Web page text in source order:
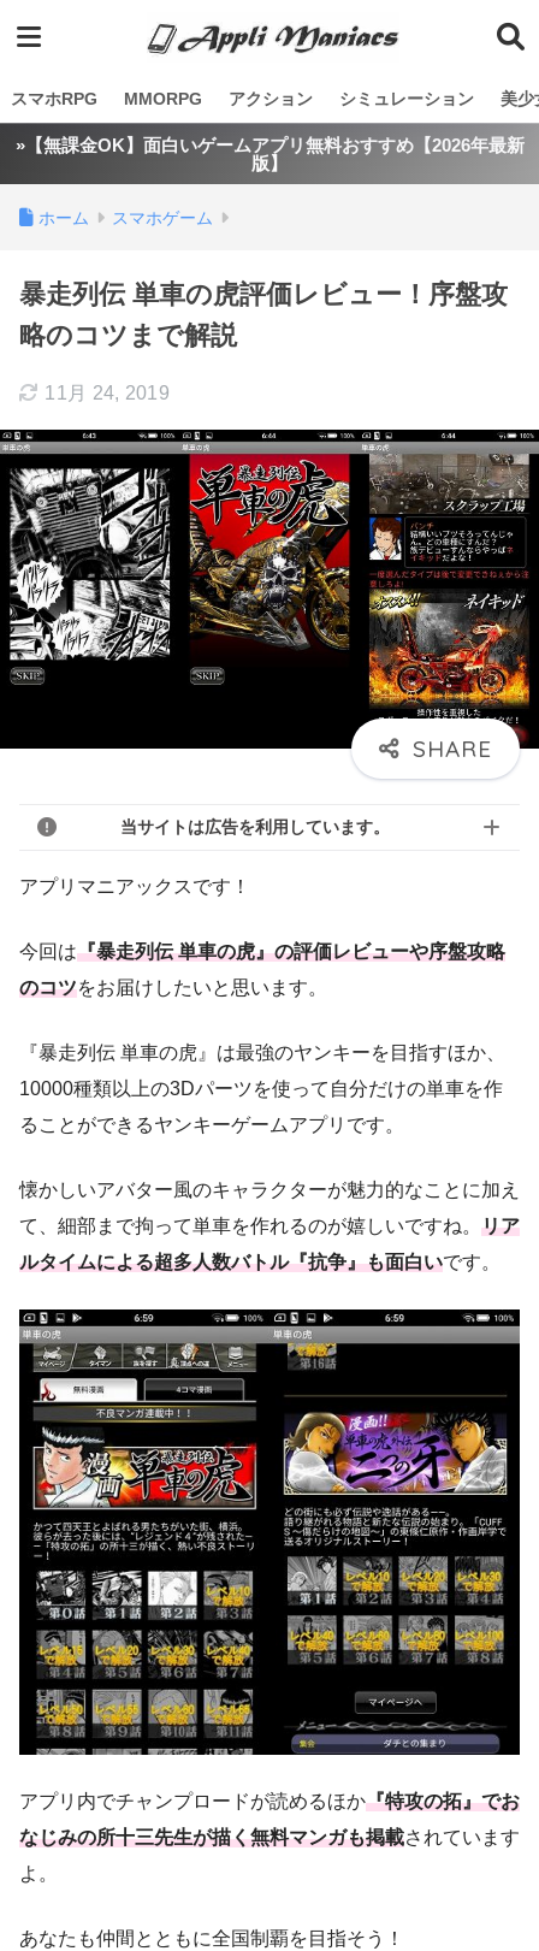
スマホRPG MMORPG アクション シミュレーション 美少
»【無課金OK】面白いゲームアプリ無料おすすめ【2026年最新
版】
ホーム スマホゲーム
暴走列伝 単車の虎評価レビュー！序盤攻
略のコツまで解説
11月 24, 2019
当サイトは広告を利用しています。
アプリマニアックスです！
今回は『暴走列伝 単車の虎』の評価レビューや序盤攻略
のコツをお届けしたいと思います。
『暴走列伝 単車の虎』は最強のヤンキーを目指すほか、
10000種類以上の3Dパーツを使って自分だけの単車を作
ることができるヤンキーゲームアプリです。
懐かしいアバター風のキャラクターが魅力的なことに加え
て、細部まで拘って単車を作れるのが嬉しいですね。 リア
ルタイムによる超多人数バトル『抗争』も面白いです。
アプリ内でチャンプロードが読めるほか『特攻の拓』でお
なじみの所十三先生が描く無料マンガも掲載されています
よ。
あなたも仲間とともに全国制覇を目指そう！